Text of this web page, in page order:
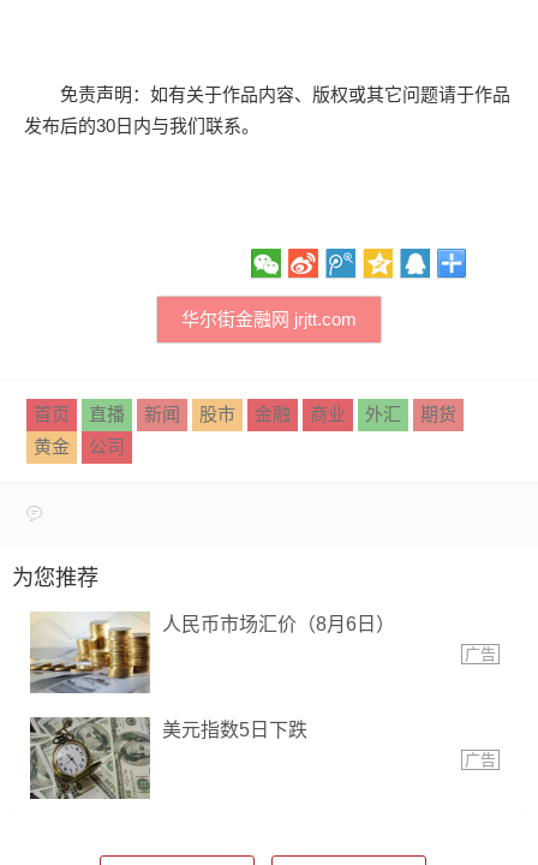
免责声明：如有关于作品内容、版权或其它问题请于作品
发布后的30日内与我们联系。
华尔街金融网 jrjtt.com
首页 直播 新闻 股市 金融 商业 外汇
期货
黄金
公司
为您推荐
人民币市场汇价（8月6日）
广告
美元指数5日下跌
广告